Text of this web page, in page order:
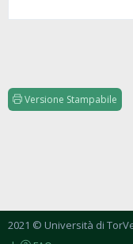
Versione Stampabile
2021 © Università di